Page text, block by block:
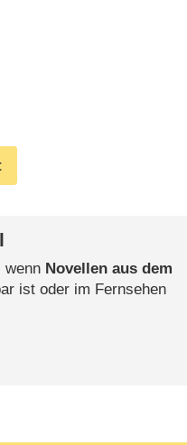
wenn Novellen aus dem
ist oder im Fernsehen